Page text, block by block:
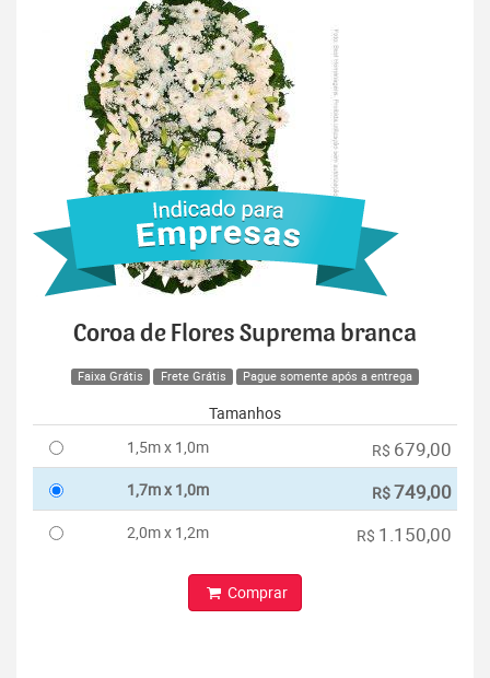
Coroa de Flores Suprema branca
Faixa Grátis Frete Grátis Pague somente após a entrega
Tamanhos
1,5m x 1,0m
R$ 679,00
1,7m x 1,0m R$749,00
2,0m x 1,2m R$ 1.150,00
Comprar